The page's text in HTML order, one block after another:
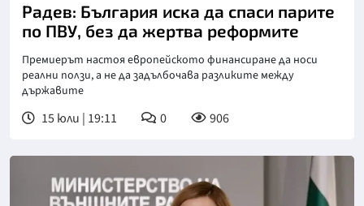
Радев: България иска да спаси парите
по ПВУ, без да жертва реформите
Премиерът настоя европейското финансиране да носи
реални ползи, а не да задълбочава разликите между
държавите
15 юли | 19:11 0 906